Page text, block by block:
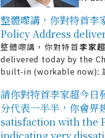
整體嚟講，你對特首
Policy Address
整體嚟講，你對特首李家
delivered today by the
built-in (workable now):
請你對特首李家超今日
分代表一半半，你會
satisfaction with the